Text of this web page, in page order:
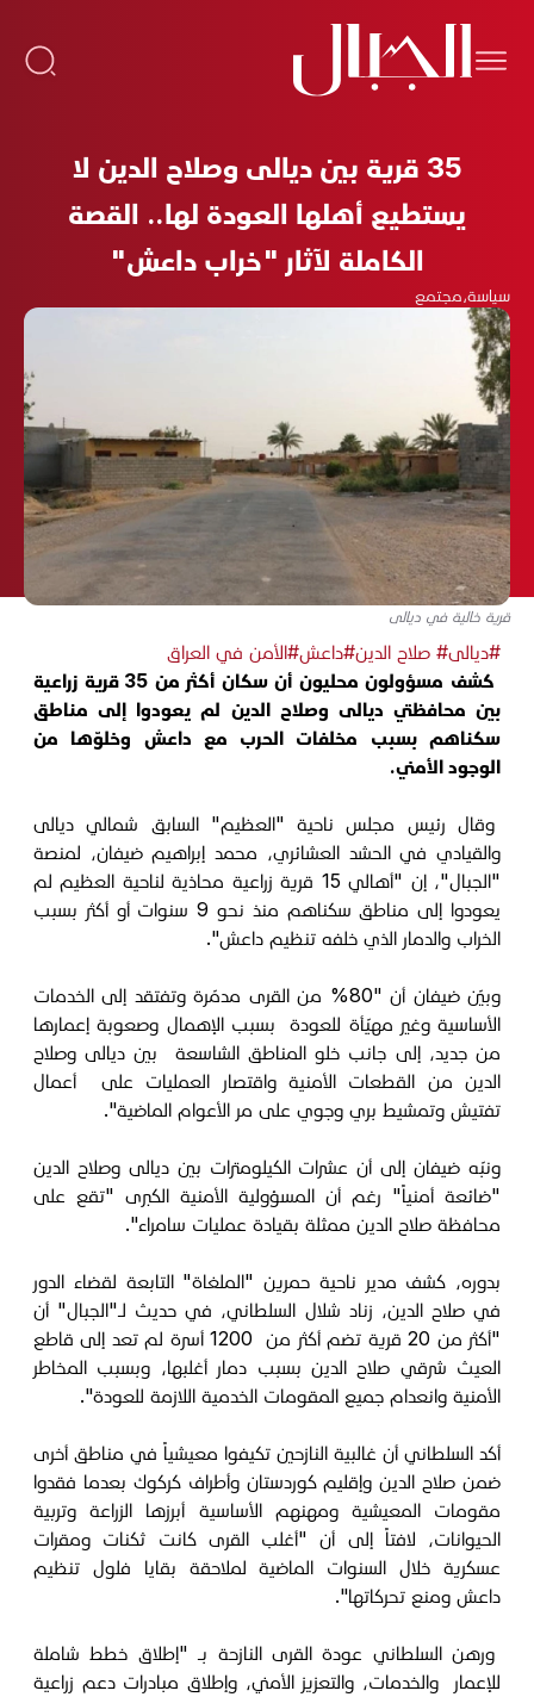
35 قرية بين ديالى وصلاح الدين لا
يستطيع أهلها العودة لها.. القصة
الكاملة لآثار "خراب داعش"
سياسة،مجتمع
قرية خالية في ديالى
#ديالى# صلاح الدين#داعش#الأمن في العراق
كشف مسؤولون محليون أن سكان أكثر من 35 قرية زراعية
بين محافظتي ديالى وصلاح الدين لم يعودوا إلى مناطق
سكناهم بسبب مخلفات الحرب مع داعش وخلوّها من
الوجود الأمني.
وقال رئيس مجلس ناحية "العظيم" السابق شمالي ديالى
والقيادي في الحشد العشائري، محمد إبراهيم ضيفان، لمنصة
"الجبال"، إن "أهالي 15 قرية زراعية محاذية لناحية العظيم لم
يعودوا إلى مناطق سكناهم منذ نحو 9 سنوات أو أكثر بسبب
الخراب والدمار الذي خلفه تنظيم داعش".
وبيّن ضيفان أن "80% من القرى مدمّرة وتفتقد إلى الخدمات
الأساسية وغير مهيّأة للعودة بسبب الإهمال وصعوبة إعمارها
من جديد، إلى جانب خلو المناطق الشاسعة بين ديالى وصلاح
الدين من القطعات الأمنية واقتصار العمليات على أعمال
تفتيش وتمشيط بري وجوي على مر الأعوام الماضية".
ونبّه ضيفان إلى أن عشرات الكيلومترات بين ديالى وصلاح الدين
"ضائعة أمنياً" رغم أن المسؤولية الأمنية الكبرى "تقع على
محافظة صلاح الدين ممثلة بقيادة عمليات سامراء".
بدوره، كشف مدير ناحية حمرين "الملغاة" التابعة لقضاء الدور
في صلاح الدين، زناد شلال السلطاني، في حديث لـ"الجبال" أن
"أكثر من 20 قرية تضم أكثر من 1200 أسرة لم تعد إلى قاطع
العيث شرقي صلاح الدين بسبب دمار أغلبها، وبسبب المخاطر
الأمنية وانعدام جميع المقومات الخدمية اللازمة للعودة".
أكد السلطاني أن غالبية النازحين تكيفوا معيشياً في مناطق أخرى
ضمن صلاح الدين وإقليم كوردستان وأطراف كركوك بعدما فقدوا
مقومات المعيشية ومهنهم الأساسية أبرزها الزراعة وتربية
الحيوانات، لافتاً إلى أن "أغلب القرى كانت ثكنات ومقرات
عسكرية خلال السنوات الماضية لملاحقة بقايا فلول تنظيم
داعش ومنع تحركاتها".
ورهن السلطاني عودة القرى النازحة بـ "إطلاق خطط شاملة
للإعمار والخدمات، والتعزيز الأمني، وإطلاق مبادرات دعم زراعية